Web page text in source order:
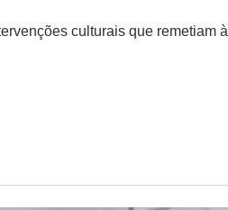
culturais que remetiam à